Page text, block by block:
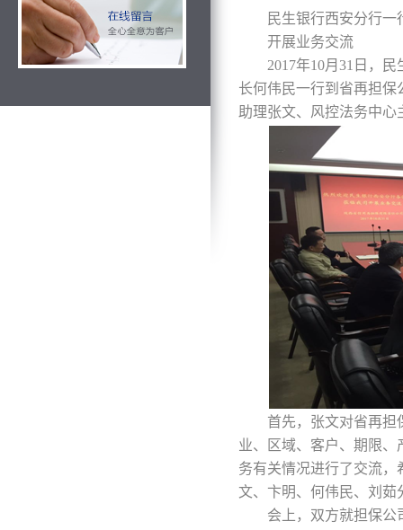
民生银行西安分行一
开展业务交流
2017年10月31日，
长何伟民一行到省再担
助理张文、风控法务中
首先，张文对省再担
业、区域、客户、期限
务有关情况进行了交流
文、卞明、何伟民、刘茹
会上，双方就担保公